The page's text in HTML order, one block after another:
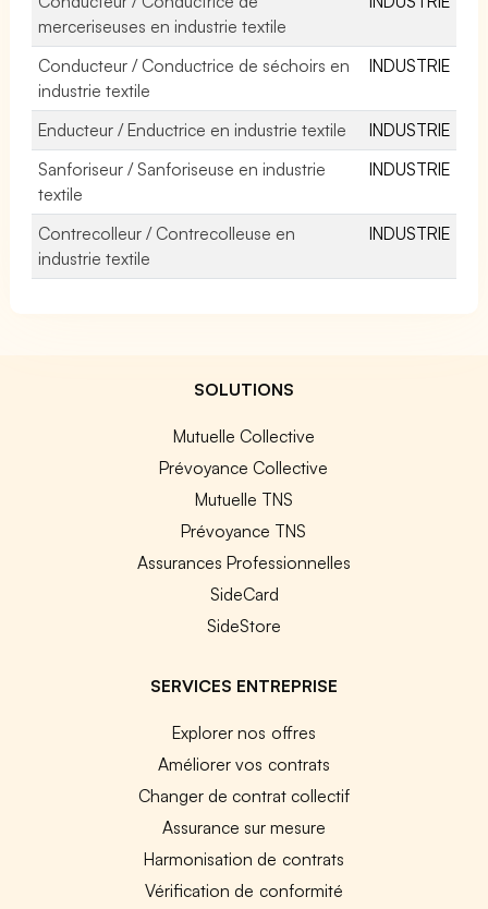
merceriseuses en industrie textile
Conducteur / Conductrice de séchoirs en
industrie textile
INDUSTRIE
Enducteur / Enductrice en industrie textile
INDUSTRIE
Sanforiseur / Sanforiseuse en industrie
textile
INDUSTRIE
Contrecolleur / Contrecolleuse en
industrie textile
INDUSTRIE
SOLUTIONS
Mutuelle Collective
Prévoyance Collective
Mutuelle TNS
Prévoyance TNS
Assurances Professionnelles
SideCard
SideStore
SERVICES ENTREPRISE
Explorer nos offres
Améliorer vos contrats
Changer de contrat collectif
Assurance sur mesure
Harmonisation de contrats
Vérification de conformité